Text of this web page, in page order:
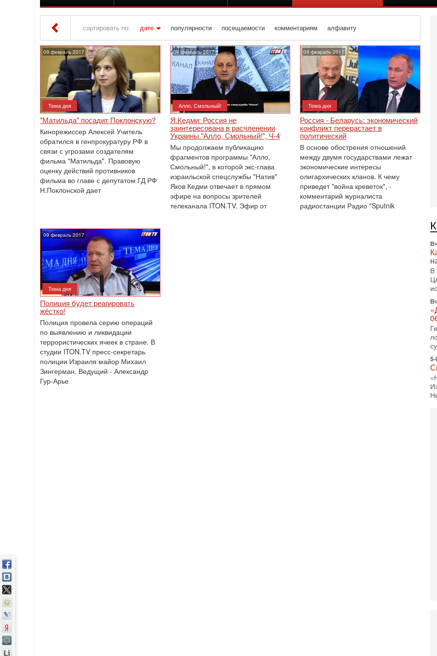
сортировать по: дате популярности посещаемости комментариям алфавиту
Iton TV» Материалы за 09.02.2017
09 февраль 2017
Тема дня
"Матильда" посадит Поклонскую?
Кинорежиссер Алексей Учитель
обратился в генпрокуратуру РФ в
связи с угрозами создателям
фильма "Матильда". Правовую
оценку действий противников
фильма во главе с депутатом ГД РФ
Н.Поклонской дает
09 февраль 2017
Алло, Смольный!
Я.Кедми: Россия не
заинтересована в расчленении
Украины."Алло, Смольный!", Ч-4
Мы продолжаем публикацию
фрагментов программы "Алло,
Смольный!", в которой экс-глава
израильской спецслужбы "Натив"
Яков Кедми отвечает в прямом
эфире на вопросы зрителей
телеканала ITON.TV. Эфир от
09 февраль 2017
Тема дня
Россия - Беларусь: экономический
конфликт перерастает в
политический
В основе обострения отношений
между двумя государствами лежат
экономические интересы
олигархических кланов. К чему
приведет "война креветок", -
комментарий журналиста
радиостанции Радио "Sputnik
09 февраль 2017
Тема дня
Полиция будет реагировать
жёстко!
Полиция провела серию операций
по выявлению и ликвидации
террористических ячеек в стране. В
студии ITON.TV пресс-секретарь
полиции Израиля майор Михаил
Зингерман. Ведущий - Александр
Гур-Арье
В
5-